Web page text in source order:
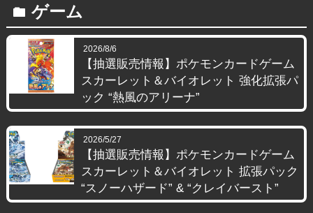
folder ゲーム
2026/8/6
【抽選販売情報】ポケモンカードゲーム
スカーレット＆バイオレット 強化拡張パ
ック “熱風のアリーナ”
2026/5/27
【抽選販売情報】ポケモンカードゲーム
スカーレット＆バイオレット 拡張パック
“スノーハザード” & “クレイバースト”